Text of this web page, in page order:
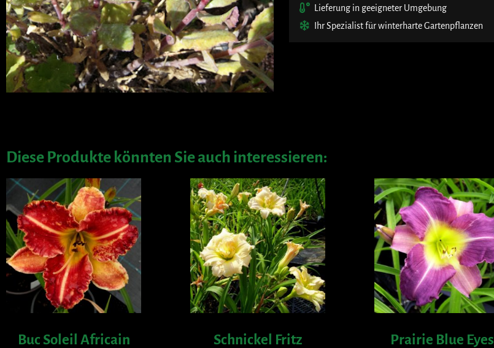
Lieferung in geeigneter Umgebung
Ihr Spezialist für winterharte Gartenpflanzen
Diese Produkte könnten Sie auch interessieren:
Buc Soleil Africain Schnickel Fritz Prairie Blue Eyes